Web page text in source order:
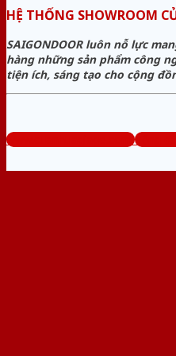
HỆ THỐNG SHOWROOM
SAIGONDOOR luôn nỗ lực
hàng những sản phẩm công
tiện ích, sáng tạo cho cộng
www.cuanhuagiago.com Tổng